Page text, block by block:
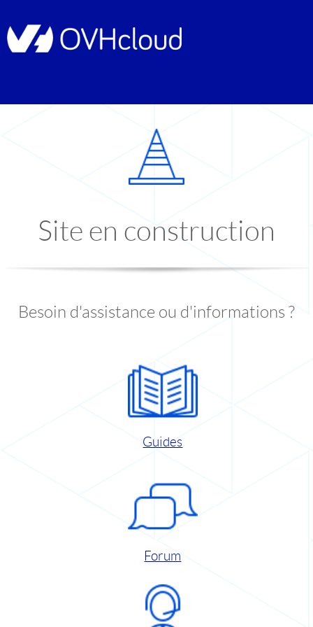
Site en construction
Besoin d'assistance ou d'informations ?
Guides
Forum